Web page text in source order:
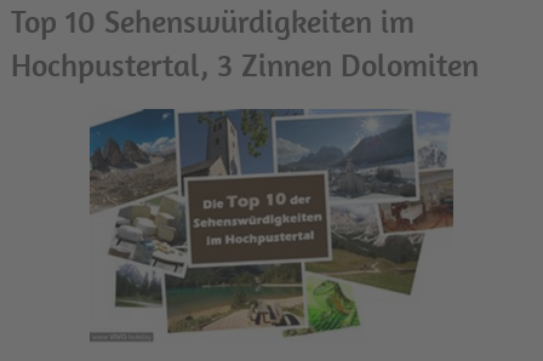
Top 10 Sehenswürdigkeiten im
Hochpustertal, 3 Zinnen Dolomiten